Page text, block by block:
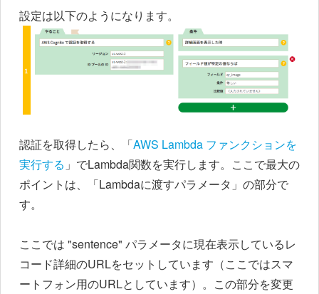
設定は以下のようになります。
認証を取得したら、「AWS Lambda ファンクションを
実行する 」でLambda関数を実行します。ここで最大の
ポイントは、「Lambdaに渡すパラメータ」の部分で
す。
ここでは "sentence" パラメータに現在表示しているレ
コード詳細のURLをセットしています（ここではスマ
ートフォン用のURLとしています）。この部分を変更